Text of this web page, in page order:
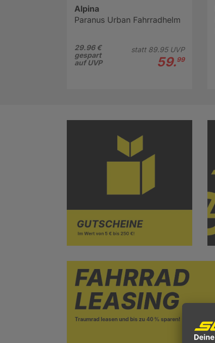
Alpina
Paranus Urban Fahrradhelm
29.96 €
gespart
auf UVP
statt 89.95UVP
59.99